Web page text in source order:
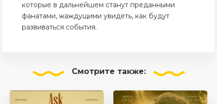
которые в дальнейшем станут преданными
фанатами, жаждущими увидеть, как будут
развиваться события.
Смотрите также: